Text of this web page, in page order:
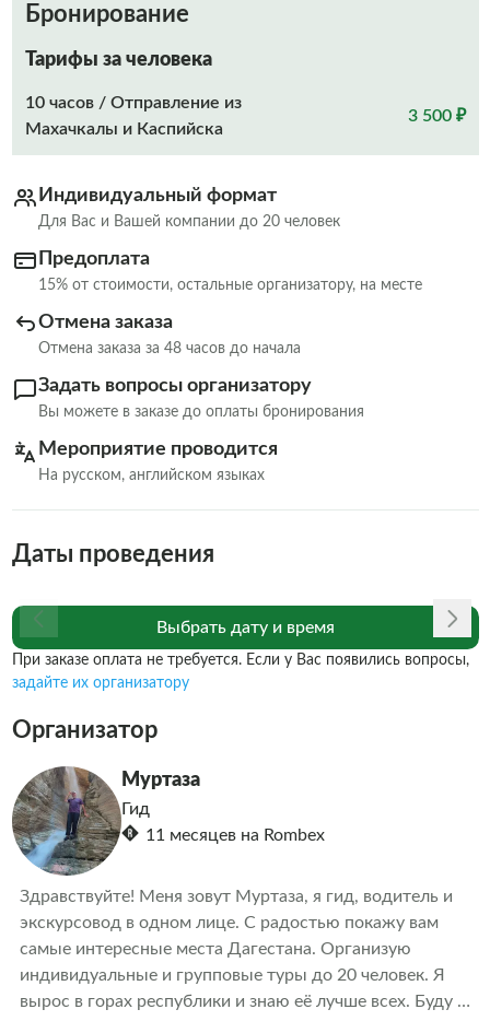
Бронирование
Тарифы за человека
10 часов / Отправление из
Махачкалы и Каспийска
3 500 ₽
Индивидуальный формат
Для Вас и Вашей компании до 20 человек
Предоплата
15% от стоимости, остальные организатору, на месте
Отмена заказа
Отмена заказа за 48 часов до начала
Задать вопросы организатору
Вы можете в заказе до оплаты бронирования
Мероприятие проводится
На русском, английском языках
Даты проведения
Выбрать дату и время
При заказе оплата не требуется. Если у Вас появились вопросы,
задайте их организатору
Организатор
Муртаза
Гид
11 месяцев на Rombex
Здравствуйте! Меня зовут Муртаза, я гид, водитель и
экскурсовод в одном лице. С радостью покажу вам
самые интересные места Дагестана. Организую
индивидуальные и групповые туры до 20 человек. Я
вырос в горах республики и знаю её лучше всех. Буду